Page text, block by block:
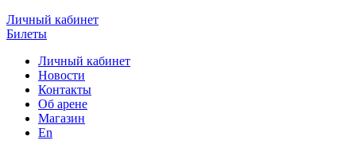
Личный кабинет
Билеты
Личный кабинет
Новости
Контакты
Об арене
Магазин
En